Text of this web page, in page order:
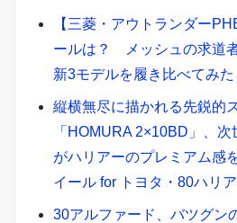
【三菱・アウトランダー
ールは？ メッシュの求道
新3モデルを履き比べてみた
縦横無尽に描かれる先鋭的
「HOMURA 2×10BD」、
がハリアーのプレミアム感
イール for トヨタ・80ハリア
30アルファード、バツグ